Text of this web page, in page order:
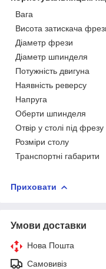
Вага
Висота затискача
Діаметр фрези
Діаметр шпинделя
Потужність двигуна
Наявність реверсу
Напруга
Оберти шпинделя
Отвір у столі під фрезу
Розміри столу
Транспортні габарити
Приховати
Умови доставки
Нова Пошта
Самовивіз